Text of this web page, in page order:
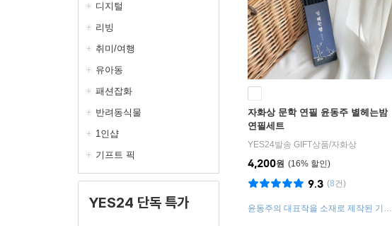
디지털
리빙
취미/여행
유아동
패션잡화
반려동식물
1인샵
기프트 픽
YES24 단독 특가
자화상 문학 연필 윤동주 별헤는밤
연필세트
YES24발송 GIFT상품/자화상
16%
4,200원
(8건)
9.3
윤동주의 대표작을 소재로 제작된 기념